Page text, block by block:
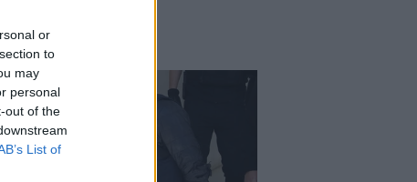
or
to
may
personal
out of the
List of